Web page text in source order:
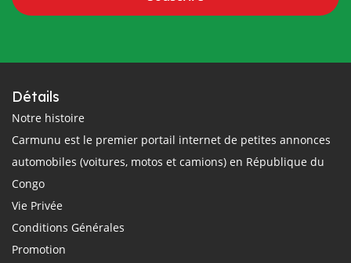
Détails
Notre histoire
Carmunu est le premier portail internet de petites annonces
automobiles (voitures, motos et camions) en République du
Congo
Vie Privée
Conditions Générales
Promotion